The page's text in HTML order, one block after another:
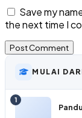
Save my
the next time I
MULAI
1